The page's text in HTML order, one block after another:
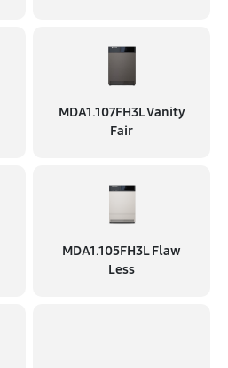
MDA1.107FH3L Vanity
Fair
MDA1.105FH3L Flaw
Less